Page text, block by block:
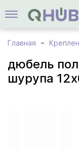
Главная
дюбель
шурупа